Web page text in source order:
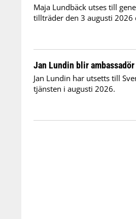
Maja Lundbäck utses till
tillträder den 3 augusti
Jan Lundin blir
Jan Lundin har utsetts till
tjänsten i augusti 2026.